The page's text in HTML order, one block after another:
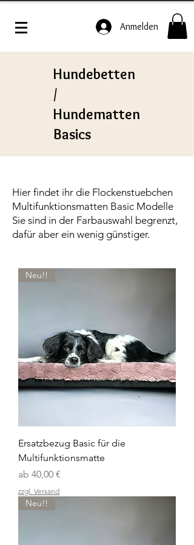
Anmelden
Hundebetten
/
Hundematten
Basics
Hier findet ihr die Flockenstuebchen
Multifunktionsmatten Basic Modelle
Sie sind in der Farbauswahl begrenzt,
dafür aber ein wenig günstiger.
Neu!!
Ersatzbezug Basic für die
Multifunktionsmatte
ab 40,00 €
Sale-Preis
zzgl. Versand
Neu!!